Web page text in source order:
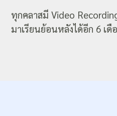
ทุกคลาสมี Video
มาเรียนย้อนหลังได้อีก 6 เ